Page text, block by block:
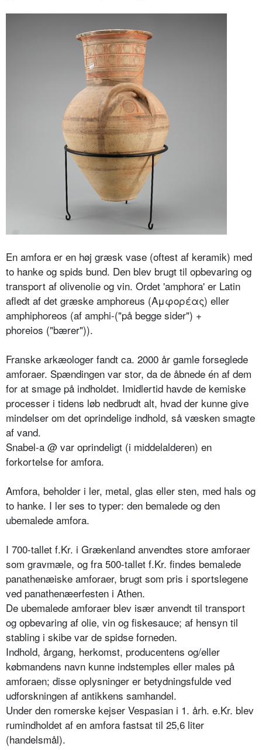
En amfora er en høj græsk vase (oftest af keramik) med
to hanke og spids bund. Den blev brugt til opbevaring og
transport af olivenolie og vin. Ordet 'amphora' er Latin
afledt af det græske amphoreus (Αμφορέας) eller
amphiphoreos (af amphi-("på begge sider") +
phoreios ("bærer")).
Franske arkæologer fandt ca. 2000 år gamle forseglede
amforaer. Spændingen var stor, da de åbnede én af dem
for at smage på indholdet. Imidlertid havde de kemiske
processer i tidens løb nedbrudt alt, hvad der kunne give
mindelser om det oprindelige indhold, så væsken smagte
af vand.
Snabel-a @ var oprindeligt (i middelalderen) en
forkortelse for amfora.
Amfora, beholder i ler, metal, glas eller sten, med hals og
to hanke. I ler ses to typer: den bemalede og den
ubemalede amfora.
I 700-tallet f.Kr. i Grækenland anvendtes store amforaer
som gravmæle, og fra 500-tallet f.Kr. findes bemalede
panathenæiske amforaer, brugt som pris i sportslegene
ved panathenæerfesten i Athen.
De ubemalede amforaer blev især anvendt til transport
og opbevaring af olie, vin og fiskesauce; af hensyn til
stabling i skibe var de spidse forneden.
Indhold, årgang, herkomst, producentens og/eller
købmandens navn kunne indstemples eller males på
amforaen; disse oplysninger er betydningsfulde ved
udforskningen af antikkens samhandel.
Under den romerske kejser Vespasian i 1. årh. e.Kr. blev
rumindholdet af en amfora fastsat til 25,6 liter
(handelsmål).